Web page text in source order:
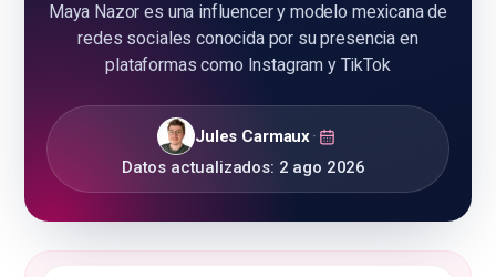
🇪🇸ES
Maya Nazor es una influencer y modelo mexicana de
redes sociales conocida por su presencia en
plataformas como Instagram y TikTok
Jules Carmaux·
Datos actualizados: 2 ago 2026